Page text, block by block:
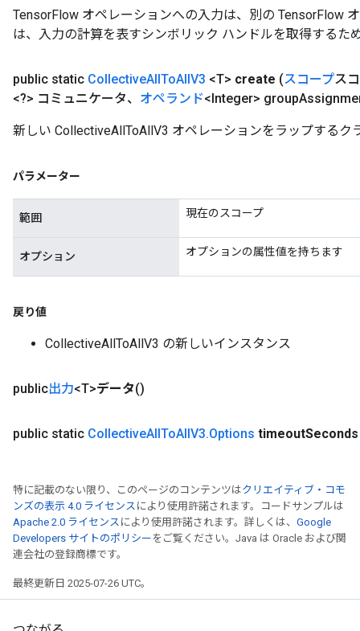
TensorFlow オペレーションへの入力は、別の TensorFlow
は、入力の計算を表すシンボリック ハンドルを取得するた
public static CollectiveAllToAllV3 <T> create (スコープス
<?> コミュニケータ、 オペランド<Integer> group
新しい CollectiveAllToAllV3 オペレーションをラップする
パラメーター
範囲 現在のスコープ
オプション オプションの属性値を持ちます
戻り値
CollectiveAllToAllV3 の新しいインスタンス
public出力<T>データ()
public static CollectiveAllToAllV3.Options timeoutSeconds
特に記載のない限り、このページのコンテンツはクリエイティブ・コモ
ンズの表示 4.0 ライセンス により使用許諾されます。コードサンプルは
Apache 2.0 ライセンス により使用許諾されます。詳しくは、 Google
Developers サイトのポリシー をご覧ください。Java は Oracle および関
連会社の登録商標です。
最終更新日 2025-07-26 UTC。